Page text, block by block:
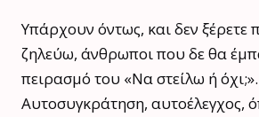
Υπάρχουν όντως, και δεν ξέρετε
ζηλεύω, άνθρωποι που δε θα
πειρασμό του «Να στείλω ή όχι;».
Αυτοσυγκράτηση, αυτοέλεγχος,